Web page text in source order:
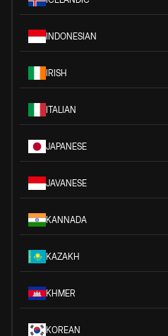
INDONESIAN
IRISH
ITALIAN
JAPANESE
JAVANESE
KANNADA
KAZAKH
KHMER
KOREAN